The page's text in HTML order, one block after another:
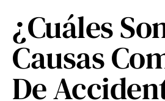
¿Cuáles
Causas
De